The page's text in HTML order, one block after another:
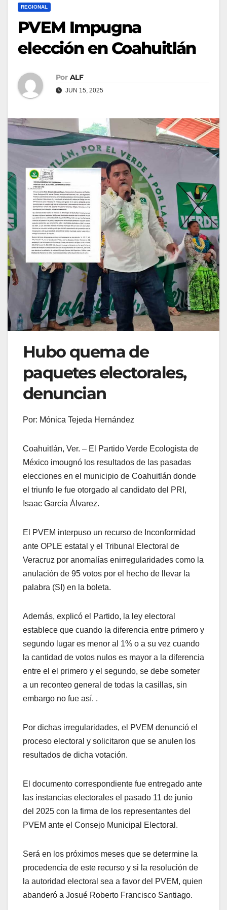
REGIONAL
PVEM Impugna
elección en Coahuitlán
Por ALF
JUN 15, 2025
Hubo quema de
paquetes electorales,
denuncian
Por: Mónica Tejeda Hernández
Coahuitlán, Ver. – El Partido Verde Ecologista de
México imougnó los resultados de las pasadas
elecciones en el municipio de Coahuitlán donde
el triunfo le fue otorgado al candidato del PRI,
Isaac García Álvarez.
El PVEM interpuso un recurso de Inconformidad
ante OPLE estatal y el Tribunal Electoral de
Veracruz por anomalías enirregularidades como la
anulación de 95 votos por el hecho de llevar la
palabra (SI) en la boleta.
Además, explicó el Partido, la ley electoral
establece que cuando la diferencia entre primero y
segundo lugar es menor al 1% o a su vez cuando
la cantidad de votos nulos es mayor a la diferencia
entre el el primero y el segundo, se debe someter
a un reconteo general de todas la casillas, sin
embargo no fue así. .
Por dichas irregularidades, el PVEM denunció el
proceso electoral y solicitaron que se anulen los
resultados de dicha votación.
El documento correspondiente fue entregado ante
las instancias electorales el pasado 11 de junio
del 2025 con la firma de los representantes del
PVEM ante el Consejo Municipal Electoral.
Será en los próximos meses que se determine la
procedencia de este recurso y si la resolución de
la autoridad electoral sea a favor del PVEM, quien
abanderó a Josué Roberto Francisco Santiago.